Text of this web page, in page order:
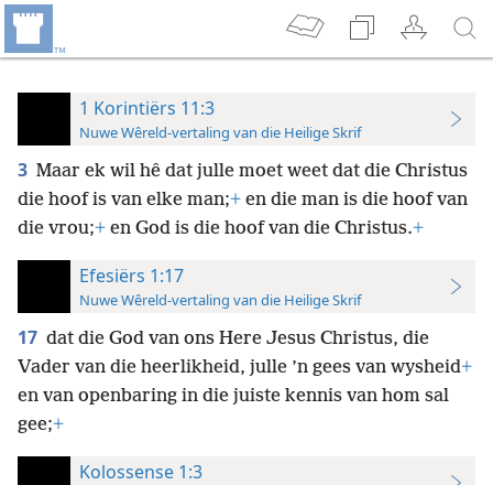
1 Korintiërs 11:3
Nuwe Wêreld-vertaling van die Heilige Skrif
3 Maar ek wil hê dat julle moet weet dat die Christus
die hoof is van elke man;+ en die man is die hoof van
die vrou;+ en God is die hoof van die Christus.+
Efesiërs 1:17
Nuwe Wêreld-vertaling van die Heilige Skrif
17 dat die God van ons Here Jesus Christus, die
Vader van die heerlikheid, julle ’n gees van wysheid+
en van openbaring in die juiste kennis van hom sal
gee;+
Kolossense 1:3